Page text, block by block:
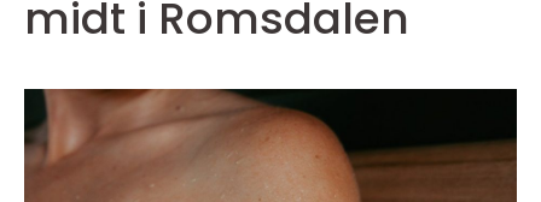
midt i Romsdalen